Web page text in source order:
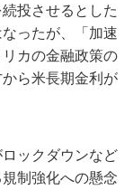
投させるとした
ったが、「加速
カの金融政策の
ら米長期金利が
ックダウンなど
制強化への懸念